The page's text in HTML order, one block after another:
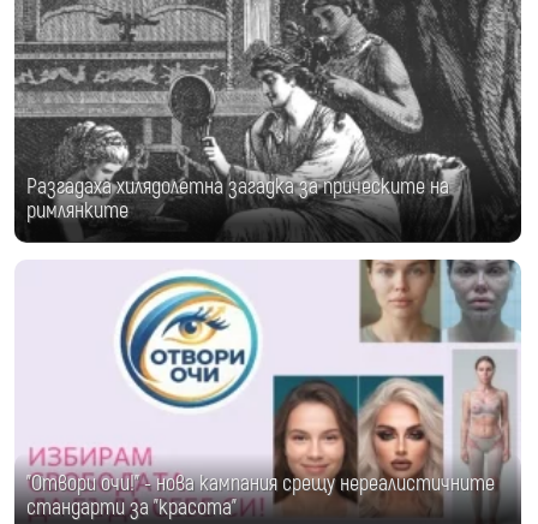
Разгадаха хилядолетна загадка за прическите на
римлянките
"Отвори очи!" - нова кампания срещу нереалистичните
стандарти за "красота"